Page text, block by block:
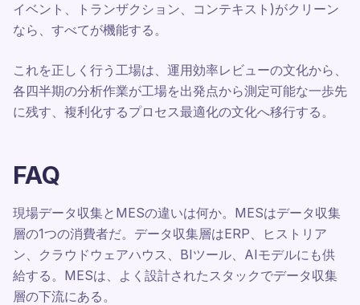
イベント、トランザクション、コンテキスト)がクリーン
なら、すべてが機能する。
これを正しく行う工場は、運用効率レビューの文化から、
各四半期の分析作業が工場を出発点から測定可能な一歩先
に残す、複利化するプロセス最適化の文化へ移行する。
FAQ
現場データ収集とMESの違いは何か。MESはデータ収集
層の1つの消費者だ。データ収集層はERP、ヒストリア
ン、クラウドウェアハウス、BIツール、AIモデルにも供
給する。MESは、よく設計されたスタックでデータ収集
層の下流にある。